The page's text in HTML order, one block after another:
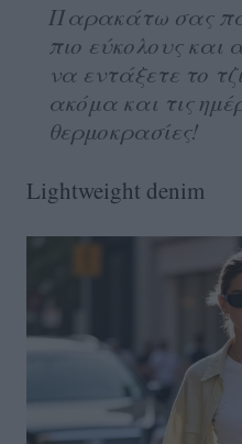
Παρακάτω σας
πιο εύκολους και
να εντάξετε το
ακόμα και τις
θερμοκρασίες!
Lightweight denim